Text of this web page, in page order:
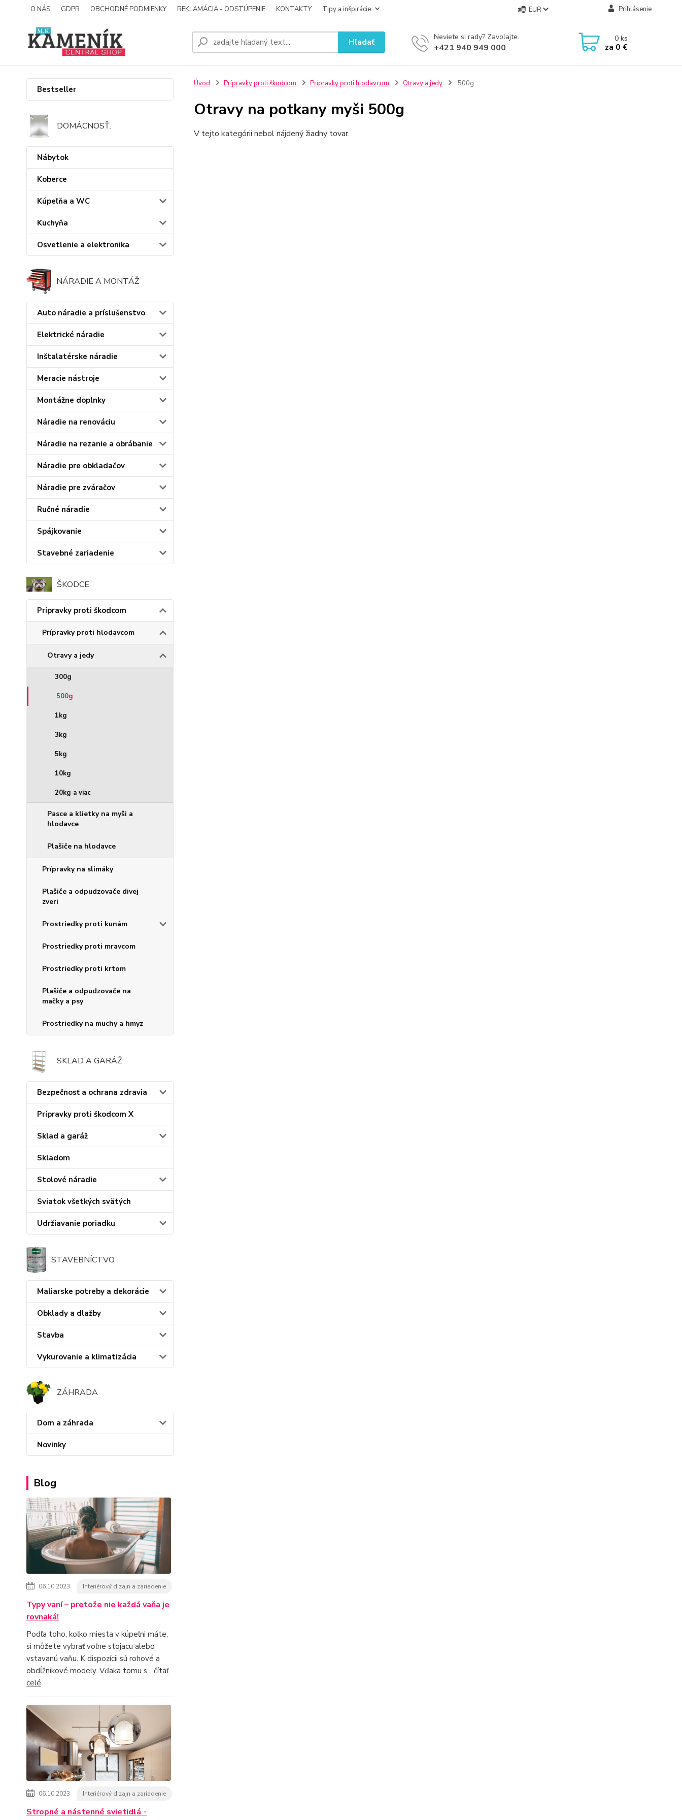
O NÁS GDPR OBCHODNÉ PODMIENKY REKLAMÁCIA - ODSTÚPENIE KONTAKTY Tipy a inšpirácie EUR Prihlásenie
Hľadať Neviete si rady? Zavolajte.
+421 940 949 000
0ks
za 0 €
Bestseller
DOMÁCNOSŤ.
Nábytok
Koberce
Kúpeľňa a WC
Kuchyňa
Osvetlenie a elektronika
NÁRADIE A MONTÁŽ
Auto náradie a príslušenstvo
Elektrické náradie
Inštalatérske náradie
Meracie nástroje
Montážne doplnky
Náradie na renováciu
Náradie na rezanie a obrábanie
Náradie pre obkladačov
Náradie pre zváračov
Ručné náradie
Spájkovanie
Stavebné zariadenie
ŠKODCE
Prípravky proti škodcom
Prípravky proti hlodavcom
Otravy a jedy
300g
500g
1kg
3kg
5kg
10kg
20kg a viac
Pasce a klietky na myši a
hlodavce
Plašiče na hlodavce
Prípravky na slimáky
Plašiče a odpudzovače divej
zveri
Prostriedky proti kunám
Prostriedky proti mravcom
Prostriedky proti krtom
Plašiče a odpudzovače na
mačky a psy
Prostriedky na muchy a hmyz
SKLAD A GARÁŽ
Bezpečnosť a ochrana zdravia
Prípravky proti škodcom X
Sklad a garáž
Skladom
Stolové náradie
Sviatok všetkých svätých
Udržiavanie poriadku
STAVEBNÍCTVO
Maliarske potreby a dekorácie
Obklady a dlažby
Stavba
Vykurovanie a klimatizácia
ZÁHRADA
Dom a záhrada
Novinky
Blog
06.10.2023 Interiérový dizajn a zariadenie
Typy vaní – pretože nie každá vaňa je
rovnaká!
Podľa toho, koľko miesta v kúpeľni máte,
si môžete vybrať voľne stojacu alebo
vstavanú vaňu. K dispozícii sú rohové a
obdĺžnikové modely. Vďaka tomu s... čítať
celé
06.10.2023 Interiérový dizajn a zariadenie
Stropné a nástenné svietidlá -
Úvod Prípravky proti škodcom Prípravky proti hlodavcom Otravy a jedy 500g
Otravy na potkany myši 500g
V tejto kategórii nebol nájdený žiadny tovar.